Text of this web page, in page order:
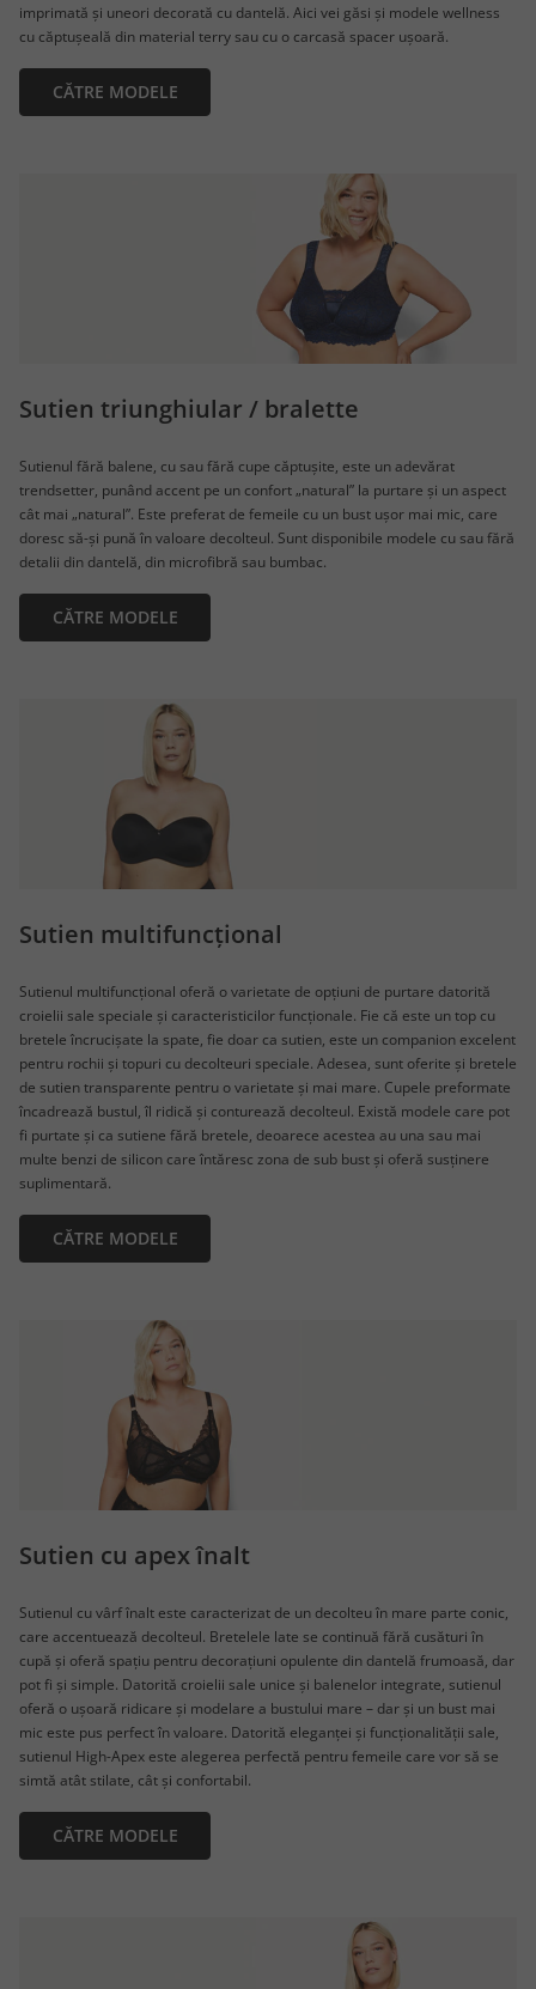
imprimată și uneori decorată cu dantelă. Aici vei găsi și modele wellness
cu căptușeală din material terry sau cu o carcasă spacer ușoară.
CĂTRE MODELE
Sutien triunghiular / bralette
Sutienul fără balene, cu sau fără cupe căptușite, este un adevărat
trendsetter, punând accent pe un confort „natural” la purtare și un aspect
cât mai „natural”. Este preferat de femeile cu un bust ușor mai mic, care
doresc să-și pună în valoare decolteul. Sunt disponibile modele cu sau fără
detalii din dantelă, din microfibră sau bumbac.
CĂTRE MODELE
Sutien multifuncțional
Sutienul multifuncțional oferă o varietate de opțiuni de purtare datorită
croielii sale speciale și caracteristicilor funcționale. Fie că este un top cu
bretele încrucișate la spate, fie doar ca sutien, este un companion excelent
pentru rochii și topuri cu decolteuri speciale. Adesea, sunt oferite și bretele
de sutien transparente pentru o varietate și mai mare. Cupele preformate
încadrează bustul, îl ridică și conturează decolteul. Există modele care pot
fi purtate și ca sutiene fără bretele, deoarece acestea au una sau mai
multe benzi de silicon care întăresc zona de sub bust și oferă susținere
suplimentară.
CĂTRE MODELE
Sutien cu apex înalt
Sutienul cu vârf înalt este caracterizat de un decolteu în mare parte conic,
care accentuează decolteul. Bretelele late se continuă fără cusături în
cupă și oferă spațiu pentru decorațiuni opulente din dantelă frumoasă, dar
pot fi și simple. Datorită croielii sale unice și balenelor integrate, sutienul
oferă o ușoară ridicare și modelare a bustului mare – dar și un bust mai
mic este pus perfect în valoare. Datorită eleganței și funcționalității sale,
sutienul High-Apex este alegerea perfectă pentru femeile care vor să se
simtă atât stilate, cât și confortabil.
CĂTRE MODELE